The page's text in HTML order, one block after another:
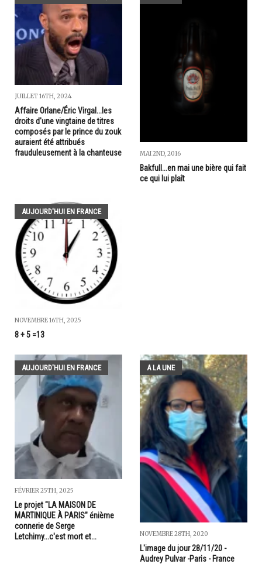
JUILLET 16TH, 2024
Affaire Orlane/Éric Virgal...les
droits d'une vingtaine de titres
composés par le prince du zouk
auraient été attribués
frauduleusement à la chanteuse
MAI 2ND, 2016
Bakfull...en mai une bière qui fait
ce qui lui plaît
AUJOURD'HUI EN FRANCE
NOVEMBRE 16TH, 2025
8 + 5 =13
AUJOURD'HUI EN FRANCE
FÉVRIER 25TH, 2025
Le projet "LA MAISON DE
MARTINIQUE À PARIS" énième
connerie de Serge
Letchimy...c'est mort et...
A LA UNE
NOVEMBRE 28TH, 2020
L'image du jour 28/11/20 -
Audrey Pulvar -Paris - France